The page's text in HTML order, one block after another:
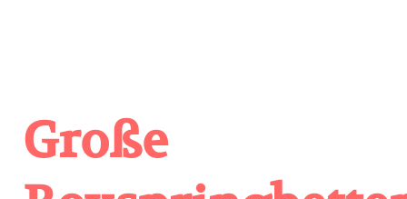
Große